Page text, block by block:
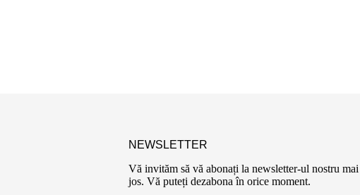
NEWSLETTER
Vă invităm să vă abonați la newsletter-ul nostru mai
jos. Vă puteți dezabona în orice moment.